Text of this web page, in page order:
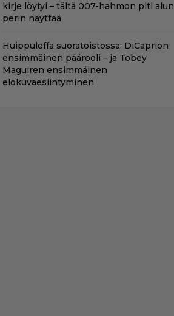
kirje löytyi – tältä 007-hahmon piti alun
perin näyttää
Huippuleffa suoratoistossa: DiCaprion
ensimmäinen päärooli – ja Tobey
Maguiren ensimmäinen
elokuvaesiintyminen